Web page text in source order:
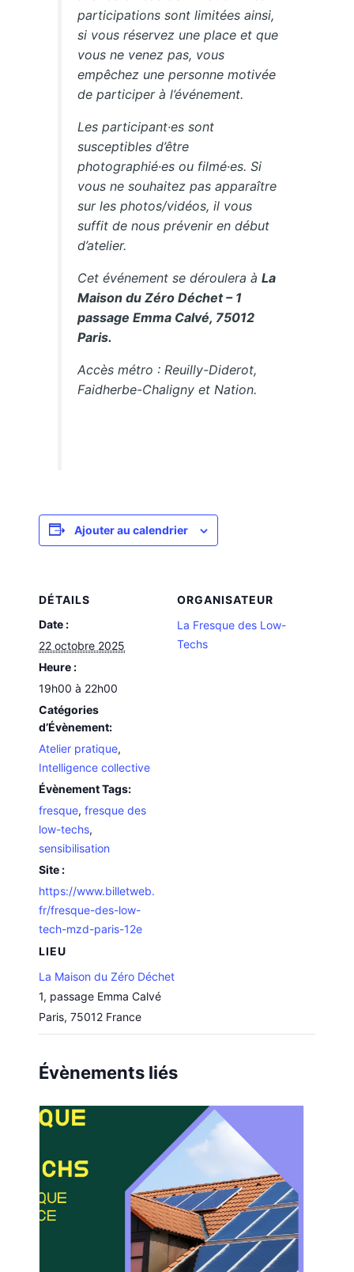
participations sont limitées ainsi,
si vous réservez une place et que
vous ne venez pas, vous
empêchez une personne motivée
de participer à l’événement.
Les participant·es sont
susceptibles d’être
photographié·es ou filmé·es. Si
vous ne souhaitez pas apparaître
sur les photos/vidéos, il vous
suffit de nous prévenir en début
d’atelier.
Cet événement se déroulera àLa
Maison du Zéro Déchet – 1
passage Emma Calvé, 75012
Paris.
Accès métro : Reuilly-Diderot,
Faidherbe-Chaligny et Nation.
Ajouter au calendrier
DÉTAILS
Date :
22 octobre 2025
Heure :
19h00 à 22h00
Catégories
d’Évènement:
Atelier pratique,
Intelligence collective
Évènement Tags:
fresque,fresque des
low-techs,
sensibilisation
Site :
https://www.billetweb.
fr/fresque-des-low-
tech-mzd-paris-12e
LIEU
La Maison du Zéro Déchet
1, passage Emma Calvé
Paris, 75012 France
ORGANISATEUR
La Fresque des Low-
Techs
Évènements liés